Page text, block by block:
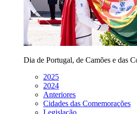
Dia de Portugal, de Camões e das
2025
2024
Anteriores
Cidades das Comemorações
Legislação